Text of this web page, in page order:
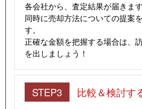
各会社から、査定結果が届きます
同時に売却方法についての提案
す。
正確な金額を把握する場合は、
を出しましょう！
STEP3 比較＆検討す